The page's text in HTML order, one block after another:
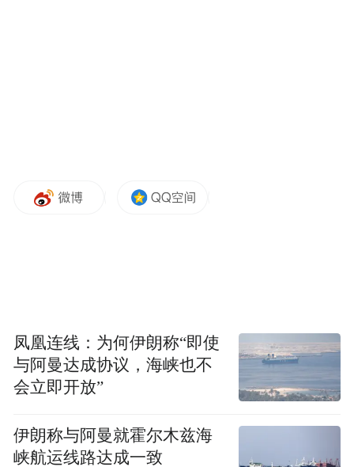
凤凰连线：为何伊朗称“即使
与阿曼达成协议，海峡也不
会立即开放”
伊朗称与阿曼就霍尔木兹海
峡航运线路达成一致